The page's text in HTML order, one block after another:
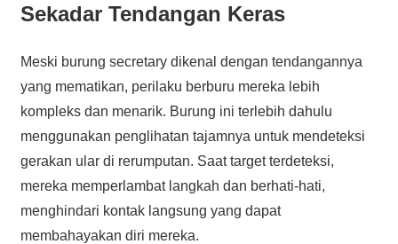
Sekadar Tendangan Keras
Meski burung secretary dikenal dengan tendangannya
yang mematikan, perilaku berburu mereka lebih
kompleks dan menarik. Burung ini terlebih dahulu
menggunakan penglihatan tajamnya untuk mendeteksi
gerakan ular di rerumputan. Saat target terdeteksi,
mereka memperlambat langkah dan berhati-hati,
menghindari kontak langsung yang dapat
membahayakan diri mereka.